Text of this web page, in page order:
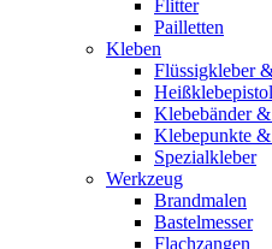
Flitter
Pailletten
Kleben
Flüssigkleber
Klebebänder
Klebepunkte
Spezialkleber
Werkzeug
Brandmalen
Bastelmesser
Flachzangen